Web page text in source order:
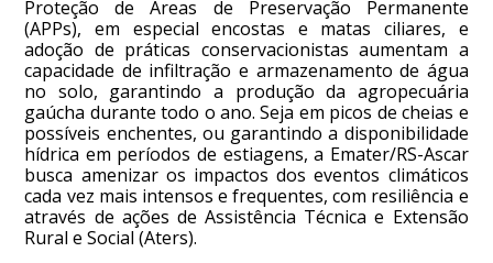
Proteção de Áreas de Preservação Permanente
(APPs), em especial encostas e matas ciliares, e
adoção de práticas conservacionistas aumentam a
capacidade de infiltração e armazenamento de água
no solo, garantindo a produção da agropecuária
gaúcha durante todo o ano. Seja em picos de cheias e
possíveis enchentes, ou garantindo a disponibilidade
hídrica em períodos de estiagens, a Emater/RS-Ascar
busca amenizar os impactos dos eventos climáticos
cada vez mais intensos e frequentes, com resiliência e
através de ações de Assistência Técnica e Extensão
Rural e Social (Aters).